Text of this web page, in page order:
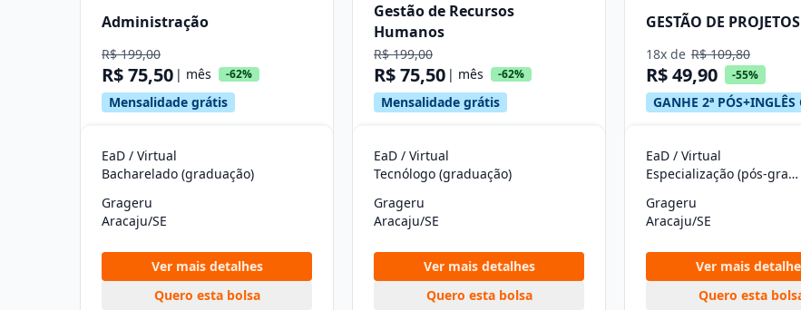
Administração
R$ 199,00
R$ 75,50 | mês -62%
Mensalidade grátis
EaD / Virtual
Bacharelado (graduação)
Grageru
Aracaju/SE
Ver mais detalhes
Quero esta bolsa
Gestão de Recursos
Humanos
R$ 199,00
R$ 75,50 | mês -62%
Mensalidade grátis
EaD / Virtual
Tecnólogo (graduação)
Grageru
Aracaju/SE
Ver mais detalhes
Quero esta bolsa
GESTÃO DE PROJETOS
18x de R$ 109,80
R$ 49,90 -55%
GANHE 2ª PÓS+INGLÊS
EaD / Virtual
Especialização (pós-graduação)
Grageru
Aracaju/SE
Ver mais
Quero esta